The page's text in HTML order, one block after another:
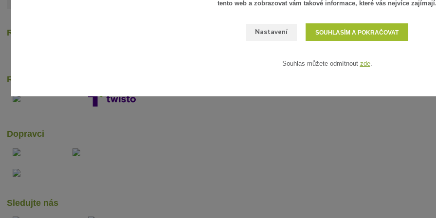
Recenze zákazníků
Rychlé online platby
Dopravci
Sledujte nás
tento web a zobrazovat vám takové informace, které vás nejvíce
Nastavení SOUHLASÍM A POKRAČOVAT
Souhlas můžete odmítnout zde.